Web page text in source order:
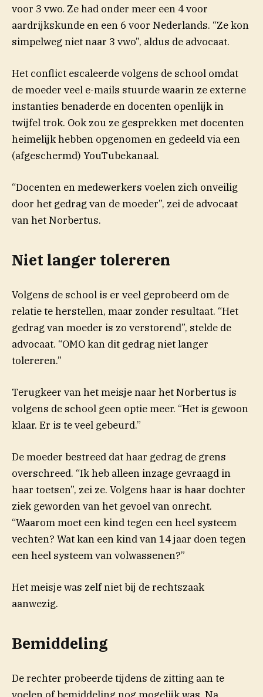
voor 3 vwo. Ze had onder meer een 4 voor
aardrijkskunde en een 6 voor Nederlands. “Ze kon
simpelweg niet naar 3 vwo”, aldus de advocaat.
Het conflict escaleerde volgens de school omdat
de moeder veel e-mails stuurde waarin ze externe
instanties benaderde en docenten openlijk in
twijfel trok. Ook zou ze gesprekken met docenten
heimelijk hebben opgenomen en gedeeld via een
(afgeschermd) YouTubekanaal.
“Docenten en medewerkers voelen zich onveilig
door het gedrag van de moeder”, zei de advocaat
van het Norbertus.
Niet langer tolereren
Volgens de school is er veel geprobeerd om de
relatie te herstellen, maar zonder resultaat. “Het
gedrag van moeder is zo verstorend”, stelde de
advocaat. “OMO kan dit gedrag niet langer
tolereren.”
Terugkeer van het meisje naar het Norbertus is
volgens de school geen optie meer. “Het is gewoon
klaar. Er is te veel gebeurd.”
De moeder bestreed dat haar gedrag de grens
overschreed. “Ik heb alleen inzage gevraagd in
haar toetsen”, zei ze. Volgens haar is haar dochter
ziek geworden van het gevoel van onrecht.
“Waarom moet een kind tegen een heel systeem
vechten? Wat kan een kind van 14 jaar doen tegen
een heel systeem van volwassenen?”
Het meisje was zelf niet bij de rechtszaak
aanwezig.
Bemiddeling
De rechter probeerde tijdens de zitting aan te